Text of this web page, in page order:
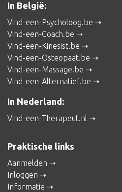
In België:
Vind-een-Psycholoog.be
Vind-een-Coach.be
Vind-een-Kinesist.be
Vind-een-Osteopaat.be
Vind-een-Massage.be
Vind-een-Alternatief.be
In Nederland:
Vind-een-Therapeut.nl
Praktische links
Aanmelden
Inloggen
Informatie